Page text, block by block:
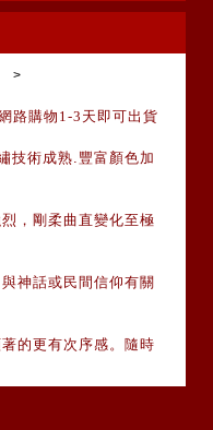
>
路購物 1-3 天即可出貨
技術成熟. 豐富顏色加
，剛柔曲直變化至極
神話或民間信仰有關
的更有次序感。隨時